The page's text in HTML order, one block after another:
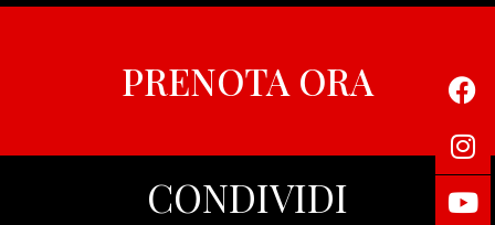
PRENOTA ORA
CONDIVIDI